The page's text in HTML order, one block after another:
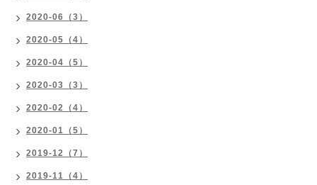
2020-06（3）
2020-05（4）
2020-04（5）
2020-03（3）
2020-02（4）
2020-01（5）
2019-12（7）
2019-11（4）